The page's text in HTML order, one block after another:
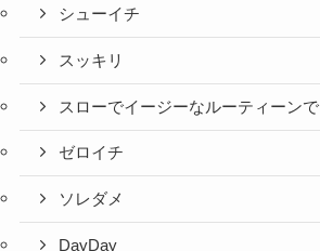
シューイチ
スッキリ
スローでイージーなルーティーンで
ゼロイチ
ソレダメ
DayDay